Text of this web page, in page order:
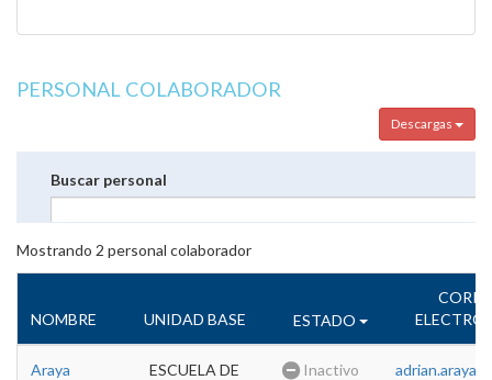
PERSONAL COLABORADOR
Descargas
Buscar personal
Mostrando 2 personal colaborador
NOMBRE UNIDAD BASE ESTADO
Araya
ESCUELA DE
Inactivo